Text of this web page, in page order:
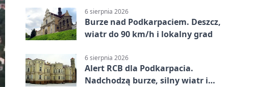
6 sierpnia 2026
Burze nad Podkarpaciem. Deszcz,
wiatr do 90 km/h i lokalny grad
6 sierpnia 2026
Alert RCB dla Podkarpacia.
Nadchodzą burze, silny wiatr i